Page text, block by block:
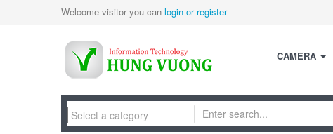
Welcome visitor you can login or register
CAMERA